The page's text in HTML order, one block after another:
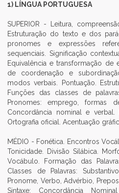
1) LÍNGUA PORTUGUESA
SUPERIOR - Leitura,
Estruturação do texto e dos
pronomes e expressões
sequenciais. Significação
Equivalência e transformação de
de coordenação e
modos verbais. Pontuação.
Funções das classes de
Pronomes: emprego, formas
Concordância nominal e verbal.
Ortografia oficial. Acentuação
MÉDIO - Fonética. Encontros
Tonicidade. Divisão Silábica.
Vocábulo. Formação das
Classes de Palavras:
Pronome, Verbo, Advérbio,
Sintaxe: Concordância